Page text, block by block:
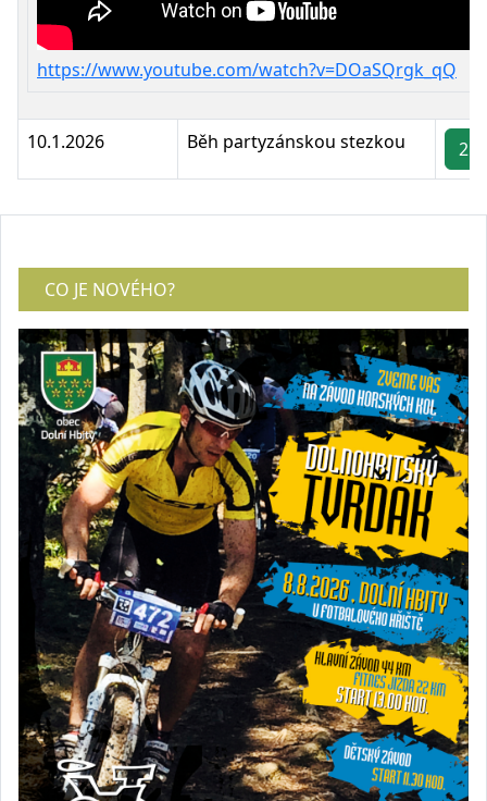
https://www.youtube.com/watch?v=DOaSQrgk_qQ
10.1.2026 Běh partyzánskou stezkou 2 -
CO JE NOVÉHO?